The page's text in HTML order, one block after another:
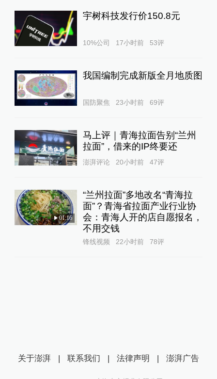
宇树科技发行价150.8元
10%公司 17小时前 53评
我国编制完成新版全月地质图
国防聚焦 23小时前 69评
马上评｜青海拉面告别“兰州
拉面”，借来的IP终要还
澎湃评论 20小时前 47评
01:16
“兰州拉面”多地改名“青海拉
面”？青海省拉面产业行业协
会：青海人开的店自愿报名，
不用交钱
锋线视频 22小时前 78评
关于澎湃 | 联系我们 | 法律声明 | 澎湃广告